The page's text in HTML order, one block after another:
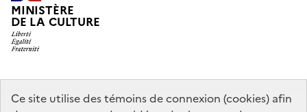
Ce site utilise des témoins de connexion (cookies) afin
MINISTÈRE
DE LA CULTURE
data.gouv.fr legifrance.gouv.fr info.gouv.fr